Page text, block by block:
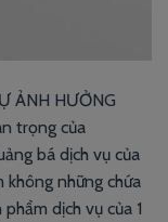
ẢNH HƯỞNG
trọng của
bá dịch vụ của
không những chứa
dịch vụ của 1